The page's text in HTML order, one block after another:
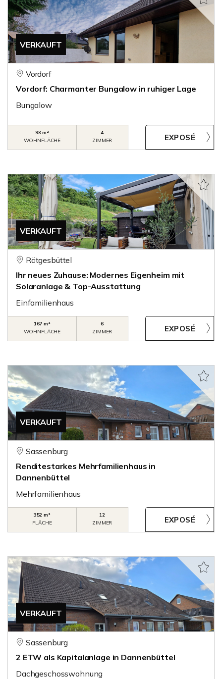
VERKAUFT
Vordorf
Vordorf: Charmanter Bungalow in ruhiger Lage
Bungalow
93 m²
WOHNFLÄCHE
4
ZIMMER
VERKAUFT
Rötgesbüttel
Ihr neues Zuhause: Modernes Eigenheim mit
Solaranlage & Top-Ausstattung
Einfamilienhaus
167 m²
WOHNFLÄCHE
6
ZIMMER
VERKAUFT
Sassenburg
Renditestarkes Mehrfamilienhaus in
Dannenbüttel
Mehrfamilienhaus
352 m²
FLÄCHE
12
ZIMMER
VERKAUFT
Sassenburg
2 ETW als Kapitalanlage in Dannenbüttel
Dachgeschosswohnung